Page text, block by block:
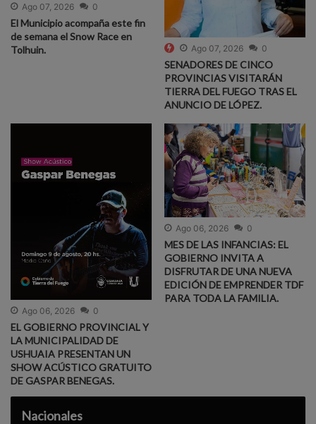
Ago 07, 2026 0
El Municipio acompaña este fin
de semana el Snow Race en
Tolhuin.
Ago 07, 2026 0
SENADORES DE CINCO
PROVINCIAS VISITARÁN
TIERRA DEL FUEGO TRAS EL
ANUNCIO DE LÓPEZ.
Ago 06, 2026 0
EL GOBIERNO PROVINCIAL Y
LA MUNICIPALIDAD DE
USHUAIA PRESENTAN UN
SHOW ACÚSTICO GRATUITO
DE GASPAR BENEGAS.
Ago 06, 2026 0
MES DE LAS INFANCIAS: EL
GOBIERNO INVITA A
DISFRUTAR DE UNA NUEVA
EDICIÓN DE EMPRENDER TDF
PARA TODA LA FAMILIA.
Nacionales